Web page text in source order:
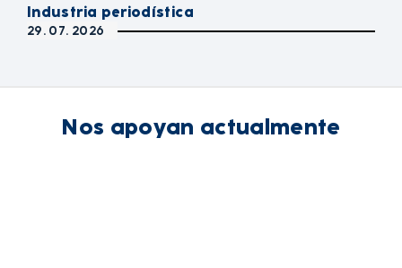
Industria periodística
29. 07. 2026
Nos apoyan actualmente